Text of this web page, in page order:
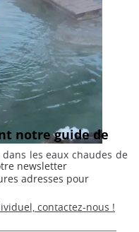
les eaux chaudes de
contactez-nous !